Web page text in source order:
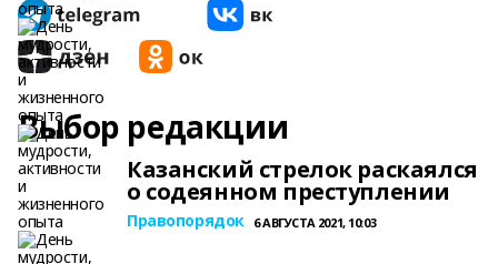
Выбор редакции
Казанский стрелок раскаялся
о содеянном преступлении
Правопорядок 6 АВГУСТА 2021, 10:03